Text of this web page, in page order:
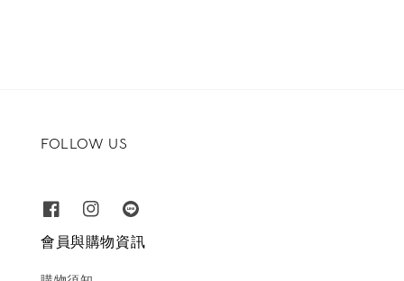
FOLLOW US
會員與購物資訊